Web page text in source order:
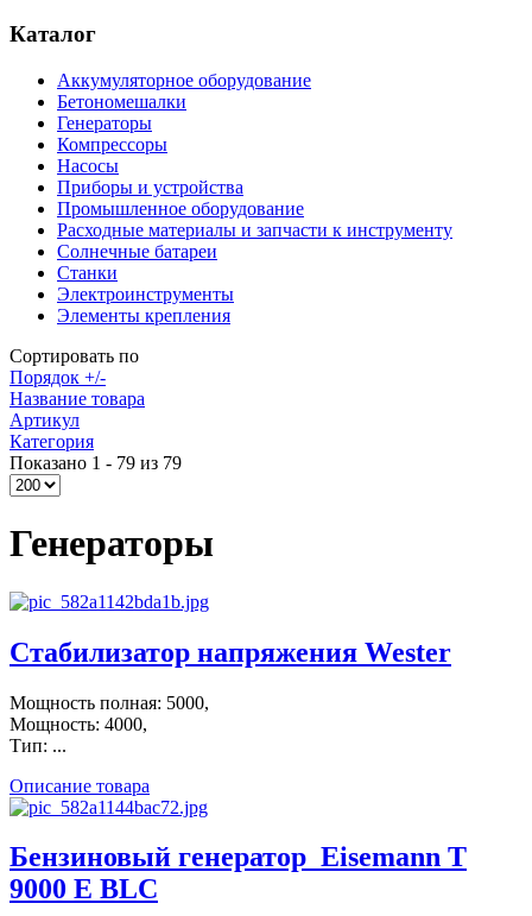
Каталог
Аккумуляторное оборудование
Бетономешалки
Генераторы
Компрессоры
Насосы
Приборы и устройства
Промышленное оборудование
Расходные материалы и запчасти к инструменту
Солнечные батареи
Станки
Электроинструменты
Элементы крепления
Сортировать по
Порядок +/-
Название товара
Артикул
Категория
Показано 1 - 79 из 79
Генераторы
Стабилизатор напряжения Wester
Мощность полная: 5000,
Мощность: 4000,
Тип: ...
Описание товара
Бензиновый генератор_Eisemann T
9000 E BLC